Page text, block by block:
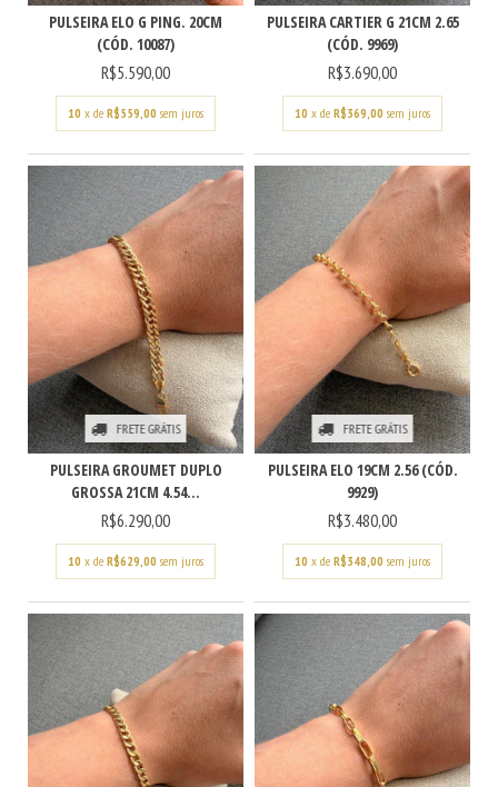
PULSEIRA ELO G PING. 20CM
(CÓD. 10087)
R$5.590,00
10 x de R$559,00 sem juros
PULSEIRA CARTIER G 21CM 2.65
(CÓD. 9969)
R$3.690,00
10 x de R$369,00 sem juros
FRETE GRÁTIS
PULSEIRA GROUMET DUPLO
GROSSA 21CM 4.54...
R$6.290,00
10 x de R$629,00 sem juros
FRETE GRÁTIS
PULSEIRA ELO 19CM 2.56 (CÓD.
9929)
R$3.480,00
10 x de R$348,00 sem juros